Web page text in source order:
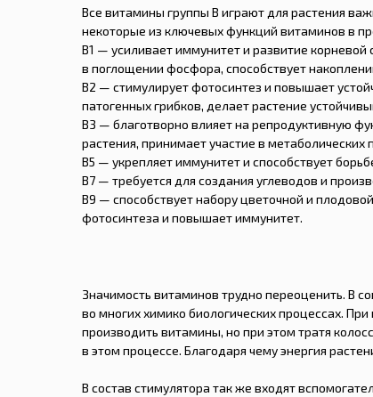
Все витамины группы B играют для растения
некоторые из ключевых функций витаминов в
B1 — усиливает иммунитет и развитие корневой
в поглощении фосфора, способствует
B2 — стимулирует фотосинтез и повышает
патогенных грибков, делает растение
B3 — благотворно влияет на репродуктивную
растения, принимает участие в метаболических
B5 — укрепляет иммунитет и способствует
B7 — требуется для создания углеводов и
B9 — способствует набору цветочной и
фотосинтеза и повышает иммунитет.
Значимость витаминов трудно переоценить. В
во многих химико биологических процессах.
производить витамины, но при этом тратя
в этом процессе. Благодаря чему энергия
В состав стимулятора так же входят